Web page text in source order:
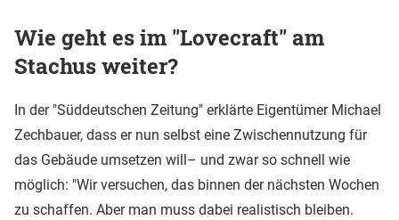
Wie geht es im "Lovecraft" am
Stachus weiter?
In der "Süddeutschen Zeitung" erklärte Eigentümer Michael
Zechbauer, dass er nun selbst eine Zwischennutzung für
das Gebäude umsetzen will– und zwar so schnell wie
möglich: "Wir versuchen, das binnen der nächsten Wochen
zu schaffen. Aber man muss dabei realistisch bleiben.